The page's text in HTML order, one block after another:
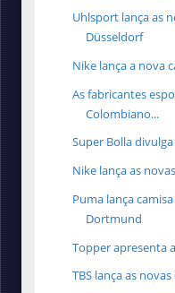
Uhlsport lança as
Düsseldorf
Nike lança a nova
As fabricantes
Colombiano...
Super Bolla
Nike lança as
Puma lança
Dortmund
Topper apresenta
TBS lança as